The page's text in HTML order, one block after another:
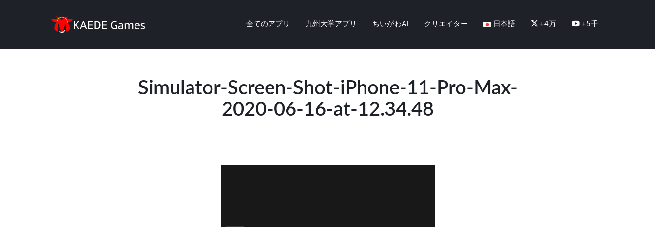
全てのアプリ 九州大学アプリ ちいがわAI クリエイター 日本語 +4万 +5千
Simulator-Screen-Shot-iPhone-11-Pro-Max-
2020-06-16-at-12.34.48